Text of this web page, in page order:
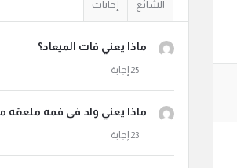
الشائع إجابات
ماذا يعني فات الميعاد؟
‏‫25 إجابة
ماذا يعني ولد فى فمه
‏‫23 إجابة